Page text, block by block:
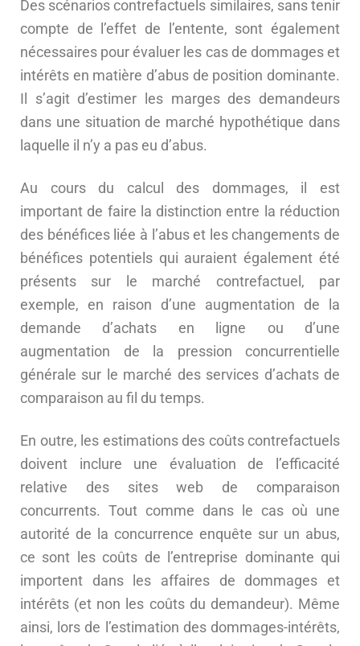
Des scénarios contrefactuels similaires, sans tenir
compte de l’effet de l’entente, sont également
nécessaires pour évaluer les cas de dommages et
intérêts en matière d’abus de position dominante.
Il s’agit d’estimer les marges des demandeurs
dans une situation de marché hypothétique dans
laquelle il n’y a pas eu d’abus.
Au cours du calcul des dommages, il est
important de faire la distinction entre la réduction
des bénéfices liée à l’abus et les changements de
bénéfices potentiels qui auraient également été
présents sur le marché contrefactuel, par
exemple, en raison d’une augmentation de la
demande d’achats en ligne ou d’une
augmentation de la pression concurrentielle
générale sur le marché des services d’achats de
comparaison au fil du temps.
En outre, les estimations des coûts contrefactuels
doivent inclure une évaluation de l’efficacité
relative des sites web de comparaison
concurrents. Tout comme dans le cas où une
autorité de la concurrence enquête sur un abus,
ce sont les coûts de l’entreprise dominante qui
importent dans les affaires de dommages et
intérêts (et non les coûts du demandeur). Même
ainsi, lors de l’estimation des dommages-intérêts,